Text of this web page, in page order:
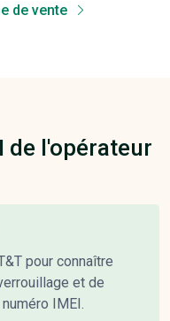
de vente
de l'opérateur
pour connaître
et de
IMEI.